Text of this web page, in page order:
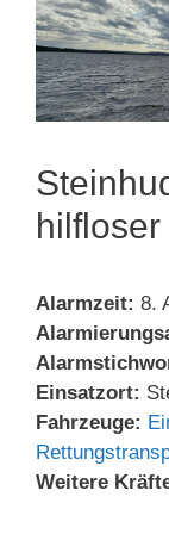
Alarmzeit: 8.
Einsatzort:
Fahrzeuge:
Weitere